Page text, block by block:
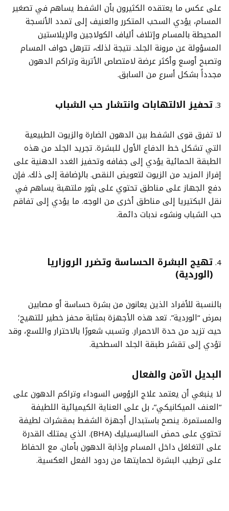
على عكس ما يعتقده الكثيرون بأن الشفط يساهم في تصغير
المسام، يؤدي السحب المتكرر والعنيف إلى تمدد الأنسجة
المحيطة بالمسام وإتلاف ألياف الكولاجين والإيلاستين
المسؤولة عن مرونة الجلد. نتيجة لذلك، تترهل حواف المسام
وتصبح أوسع وأكثر عرضة لامتصاص الأتربة وتراكم الدهون
مجدداً بشكل أسرع من السابق.
تحفيز الالتهابات وانتشار حب الشباب
لا تفرق قوى الشفط بين الدهون الضارة والزيوت الطبيعية
التي تشكل خط الدفاع الأول للبشرة. تجريد الجلد من هذه
الطبقة الحمائية يؤدي إلى جفافه وتحفيز الغدد الدهنية على
إفراز المزيد من الزيوت لتعويض النقص. بالإضافة إلى ذلك. فإن
دفع الجهاز على مناطق تحتوي على بثور ملتهبة يساهم في
نقل البكتيريا إلى مناطق أخرى من الوجه. ما يؤدي إلى تفاقم
حب الشباب ونشوء ندبات دائمة.
تهيج البشرة الحساسة وتضرر الروزاريا
(الوردية)
بالنسبة للأفراد الذين يعانون من بشرة حساسة أو مصابين
بمرض “الوردية”. تعد هذه الأجهزة بمثابة محفز خطير للتهيج؛
حيث تزيد من حدة الاحمرار. وتسبب شعورًا بالاحترار واللسع، وقد
تؤدي إلى تقشر طبقة الجلد السطحية.
البديل الآمن والفعال
لا ينبغي أن يعتمد علاج الرؤوس السوداء وتراكم الدهون على
“العنف الميكانيكي”، بل على العناية الكيميائية اللطيفة
والمستمرة. ينصح باستبدال أجهزة الشفط بمقشرات لطيفة
تحتوي على حمض الساليسيليك (BHA). الذي يمتلك القدرة
على التغلغل داخل المسام وإذابة الدهون بأمان. مع الحفاظ
على ترطيب البشرة لحمايتها من ردود الفعل العكسية.